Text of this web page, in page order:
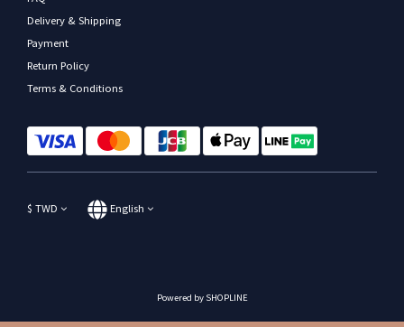
Delivery & Shipping
Payment
Return Policy
Terms & Conditions
$ TWD English
Powered by SHOPLINE